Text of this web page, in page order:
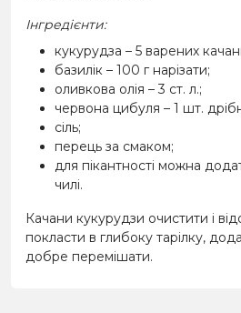
Інгредієнти:
кукурудза – 5 варених
базилік – 100 г нарізати;
оливкова олія – ​​3 ст. л.;
червона цибуля – 1 шт.
сіль;
перець за смаком;
для пікантності можна
чилі.
Качани кукурудзи очистити і
покласти в глибоку тарілку,
добре перемішати.